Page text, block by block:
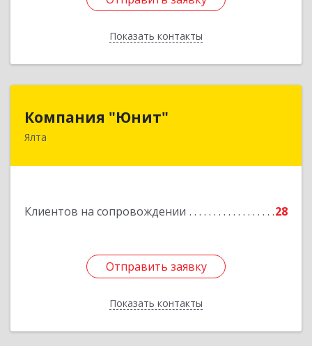
Показать контакты
Назад
Компания "Юнит"
Ялта
Клиентов на сопровождении 28
Отправить заявку
Показать контакты
298600, Крым Респ, Ялта г, Васильева ул, дом №
Отправить заявку
Назад